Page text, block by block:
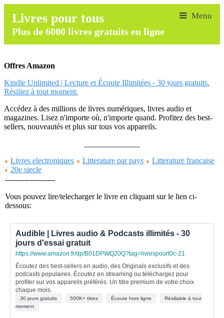
Livres pour tous
Plus de 6000 livres gratuits en ligne
Offres Amazon
Kindle Unlimited | Lecture et Écoute Illimitées - 30 jours gratuits.
Résiliez à tout moment.
Accédez à des millions de livres numériques, livres audio et
magazines. Lisez n'importe où, n'importe quand. Profitez des best-
sellers, nouveautés et plus sur tous vos appareils.
Livres electroniques
Litterature par pays
Litterature francaise
20e siecle
--------------------
Vous pouvez lire/telecharger le livre en cliquant sur le lien ci-
dessous:
Audible | Livres audio & Podcasts illimités - 30
jours d'essai gratuit
https://www.amazon.fr/dp/B01DPWQ20Q?tag=livrespourt0c-21
Écoutez des best-sellers en audio, des Originals exclusifs et des
podcasts populaires. Écoutez en streaming ou téléchargez pour
profiter sur vos appareils préférés. Un titre premium de votre choix
chaque mois.
30 jours gratuits 500K+ titres Écoute hors ligne
Résiliable à tout
moment